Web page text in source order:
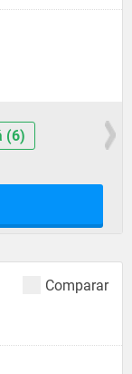
(6)
Comparar